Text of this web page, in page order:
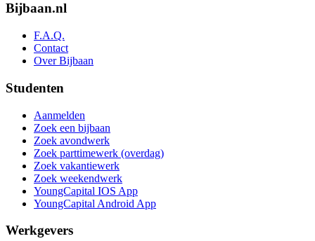
Bijbaan.nl
F.A.Q.
Contact
Over Bijbaan
Studenten
Aanmelden
Zoek een bijbaan
Zoek avondwerk
Zoek parttimewerk (overdag)
Zoek vakantiewerk
Zoek weekendwerk
YoungCapital IOS App
YoungCapital Android App
Werkgevers